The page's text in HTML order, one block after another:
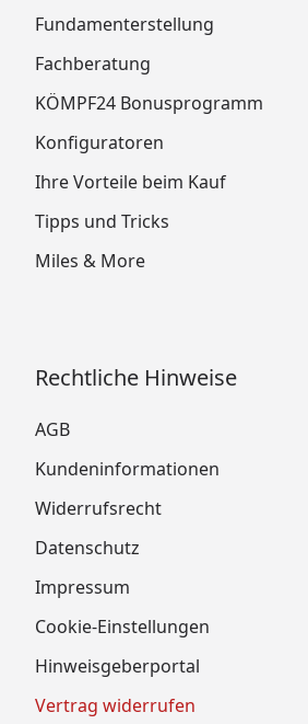
Fundamenterstellung
Fachberatung
KÖMPF24 Bonusprogramm
Konfiguratoren
Ihre Vorteile beim Kauf
Tipps und Tricks
Miles & More
Rechtliche Hinweise
AGB
Kundeninformationen
Widerrufsrecht
Datenschutz
Impressum
Cookie-Einstellungen
Hinweisgeberportal
Vertrag widerrufen